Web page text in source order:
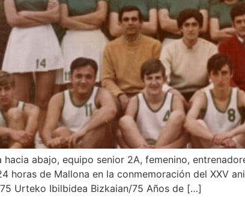
hacia abajo, equipo senior 2A, femenino,
horas de Mallona en la conmemoración del XXV
Urteko Ibilbidea Bizkaian/75 Años de […]